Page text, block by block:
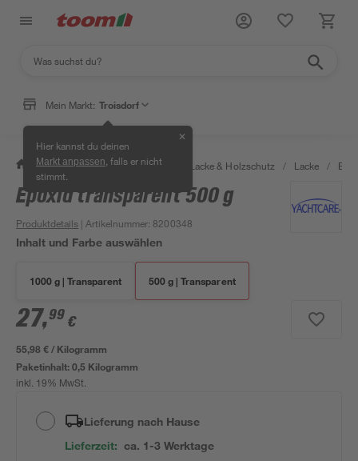
Mein Markt: Troisdorf
Hier kannst du deinen
Markt anpassen , falls er nicht
stimmt.
✕
/ Bauen & Renovieren / Farben, Lacke & Holzschutz / Lacke /
Epoxid transparent 500 g
Produktdetails | Artikelnummer: 8200348
Inhalt und Farbe auswählen
1000 g | Transparent 500 g | Transparent
27,99 €
55,98 € / Kilogramm
Paketinhalt:0,5 Kilogramm
inkl. 19% MwSt.
Lieferung nach Hause
Lieferzeit: ca. 1-3 Werktage